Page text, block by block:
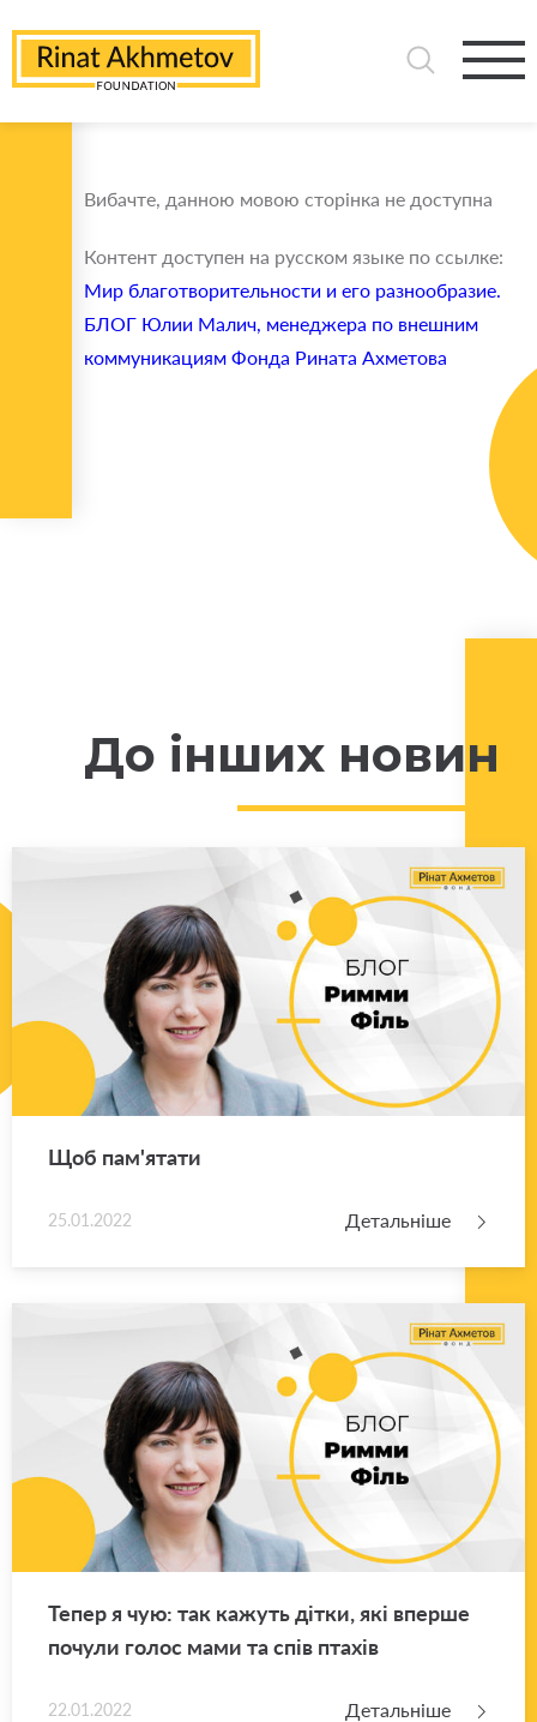
Вибачте, данною мовою сторінка не доступна
Контент доступен на русском языке по ссылке:
Мир благотворительности и его разнообразие.
БЛОГ Юлии Малич, менеджера по внешним
коммуникациям Фонда Рината Ахметова
До інших новин
Щоб па­м'я­та­ти
25.01.2022 Детальніше
Тепер я чую: так ка­жуть дітки, які впер­ше
по­чу­ли голос мами та спів пта­хів
22.01.2022 Детальніше